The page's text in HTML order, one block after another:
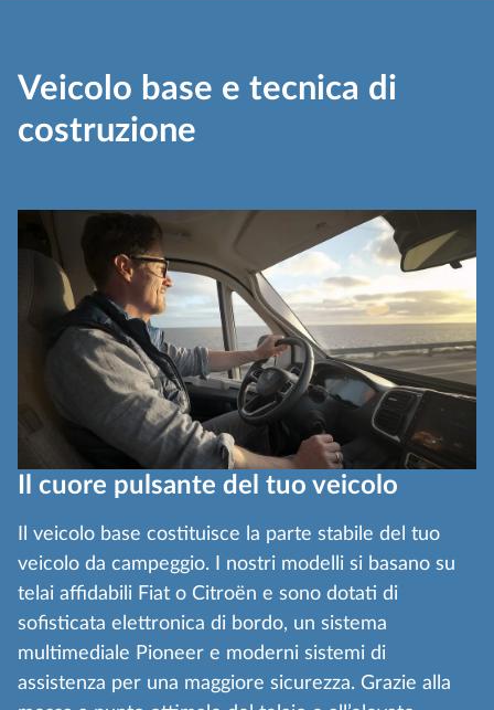
Veicolo base e tecnica di
costruzione
Il cuore pulsante del tuo veicolo
Il veicolo base costituisce la parte stabile del tuo
veicolo da campeggio. I nostri modelli si basano su
telai affidabili Fiat o Citroën e sono dotati di
sofisticata elettronica di bordo, un sistema
multimediale Pioneer e moderni sistemi di
assistenza per una maggiore sicurezza. Grazie alla